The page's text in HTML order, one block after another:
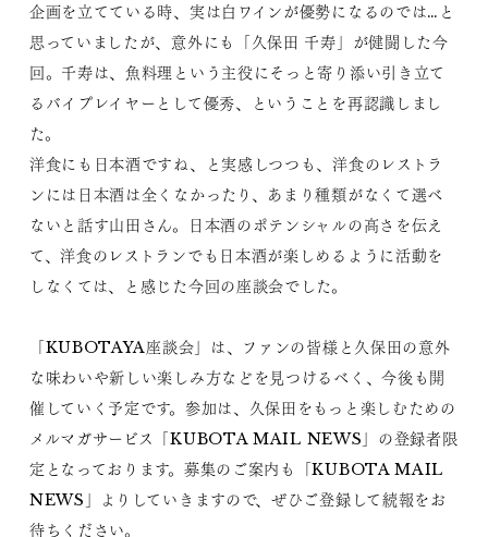
企画を立てている時、実は白ワインが優勢になるのでは…と
思っていましたが、意外にも「久保田 千寿」が健闘した今
回。千寿は、魚料理という主役にそっと寄り添い引き立て
るバイプレイヤーとして優秀、ということを再認識しまし
た。
洋食にも日本酒ですね、と実感しつつも、洋食のレストラ
ンには日本酒は全くなかったり、あまり種類がなくて選べ
ないと話す山田さん。日本酒のポテンシャルの高さを伝え
て、洋食のレストランでも日本酒が楽しめるように活動を
しなくては、と感じた今回の座談会でした。
「KUBOTAYA座談会」は、ファンの皆様と久保田の意外
な味わいや新しい楽しみ方などを見つけるべく、今後も開
催していく予定です。参加は、久保田をもっと楽しむための
メルマガサービス「KUBOTA MAIL NEWS」の登録者限
定となっております。募集のご案内も「KUBOTA MAIL
NEWS」よりしていきますので、ぜひご登録して続報をお
待ちください。